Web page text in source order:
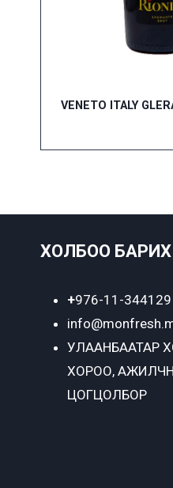
VENETO ITALY
ХОЛБОО БАРИХ
+976-11-344129
УЛААНБААТАР
ХОРОО,
ЦОГЦОЛБОР